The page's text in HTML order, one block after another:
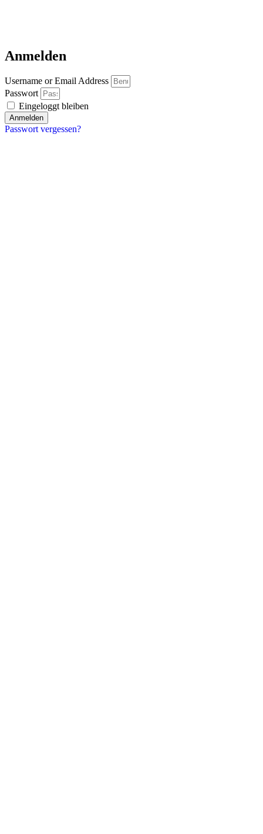
Anmelden
Username or Email Address
Passwort
Eingeloggt bleiben
Anmelden
Passwort vergessen?